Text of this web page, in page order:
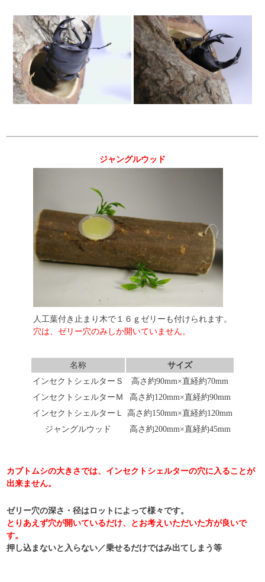
ジャングルウッド
人工葉付き止まり木で１６ｇゼリーも付けられます。
穴は、ゼリー穴のみしか開いていません。
名称
サイズ
インセクトシェルターＳ
高さ約90mm×直経約70mm
インセクトシェルターＭ
高さ約120mm×直経約90mm
インセクトシェルターＬ
高さ約150mm×直経約120mm
ジャングルウッド
高さ約200mm×直経約45mm
カブトムシの大きさでは、インセクトシェルターの穴に入ることが
出来ません。
ゼリー穴の深さ・径はロットによって様々です。
とりあえず穴が開いているだけ、とお考えいただいた方が良いで
す。
押し込まないと入らない／乗せるだけではみ出てしまう等